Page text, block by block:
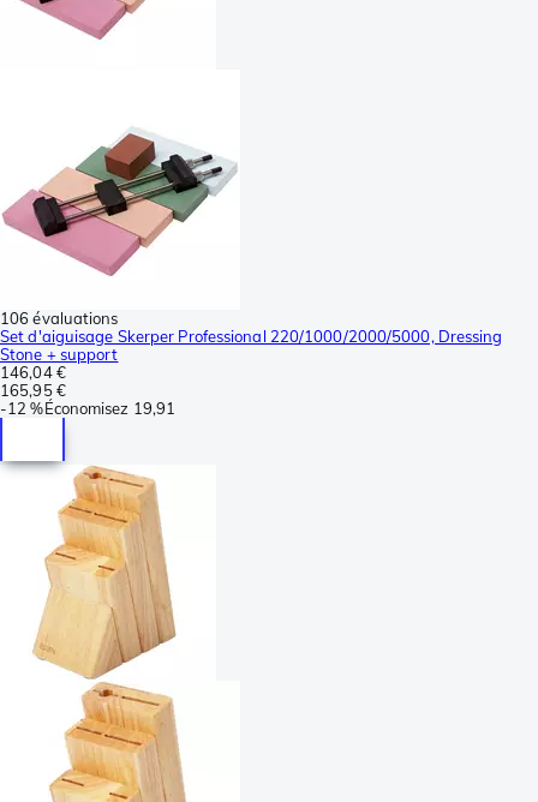
106 évaluations
Set d'aiguisage Skerper Professional 220/1000/2000/5000, Dressing
Stone + support
146,04 €
165,95 €
-12 %Économisez 19,91